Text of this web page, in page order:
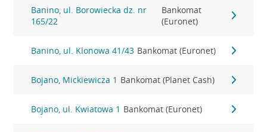
Banino, ul. Borowiecka dz. nr
165/22
Bankomat
(Euronet)
Banino, ul. Klonowa 41/43 Bankomat (Euronet)
Bojano, Mickiewicza 1 Bankomat (Planet Cash)
Bojano, ul. Kwiatowa 1 Bankomat (Euronet)